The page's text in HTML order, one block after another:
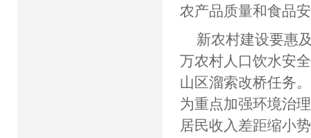
农产品质量和食品
新农村建设要惠
万农村人口饮水安
山区溜索改桥任务
为重点加强环境治
居民收入差距缩小